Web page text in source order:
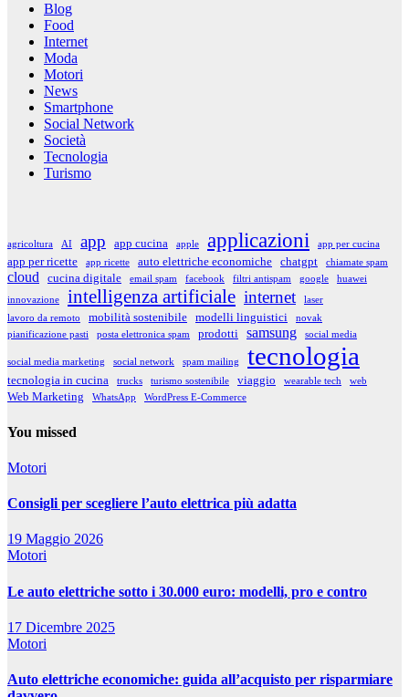
Blog
Food
Internet
Moda
Motori
News
Smartphone
Social Network
Società
Tecnologia
Turismo
agricoltura AI app app cucina apple applicazioni app per cucina
app per ricette app ricette auto elettriche economiche chatgpt chiamate spam
cloud cucina digitale email spam facebook filtri antispam google huawei
innovazione intelligenza artificiale internet
laser
lavoro da remoto
mobilità sostenibile modelli linguistici
novak
pianificazione pasti
posta elettronica spam prodotti samsung social media
social media marketing social network spam mailing tecnologia
tecnologia in cucina trucks turismo sostenibile viaggio wearable tech web
Web Marketing WhatsApp WordPress E-Commerce
You missed
Motori
Consigli per scegliere l’auto elettrica più adatta
19 Maggio 2026
Motori
Le auto elettriche sotto i 30.000 euro: modelli, pro e contro
17 Dicembre 2025
Motori
Auto elettriche economiche: guida all’acquisto per risparmiare